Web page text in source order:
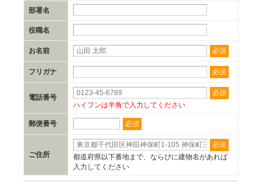
部署名
役職名
お名前 必須
フリガナ 必須
電話番号
必須
ハイフンは半角で入力してください
郵便番号 必須
ご住所
必須
都道府県以下番地まで、ならびに建物名があれば
入力してください